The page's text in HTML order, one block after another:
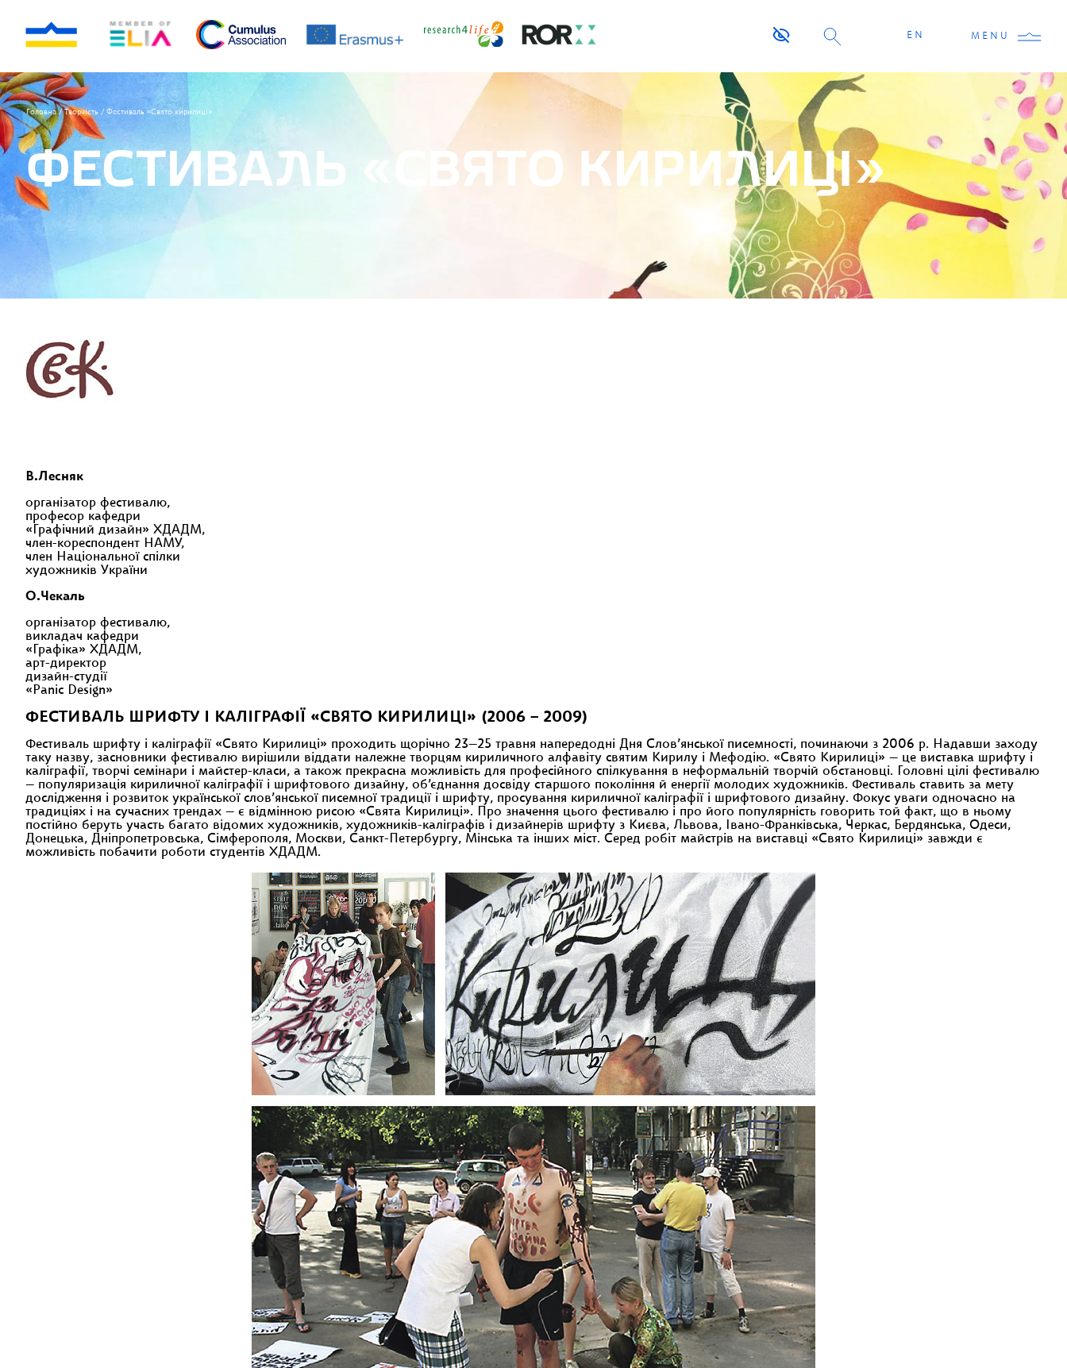
EN MENU
Головна/Творчість / Фестиваль «Свято кирилицi»
ФЕСТИВАЛЬ «СВЯТО КИРИЛИЦI»
В.Лесняк
організатор фестивалю,
професор кафедри
«Графічний дизайн» ХДАДМ,
член-кореспондент НАМУ,
член Національної спілки
художників України
О.Чекаль
організатор фестивалю,
викладач кафедри
«Графіка» ХДАДМ,
арт-директор
дизайн-студії
«Panic Design»
ФЕСТИВАЛЬ ШРИФТУ І КАЛІГРАФІЇ «СВЯТО КИРИЛИЦІ» (2006 – 2009)
Фестиваль шрифту і каліграфії «Свято Кирилиці» проходить щорічно 23—25 травня напередодні Дня Слов’янської писемності, починаючи з 2006 р. Надавши заходу
таку назву, засновники фестивалю вирішили віддати належне творцям кириличного алфавіту святим Кирилу і Мефодію. «Свято Кирилиці» — це виставка шрифту і
каліграфії, творчі семінари і майстер-класи, а також прекрасна можливість для професійного спілкування в неформальній творчій обстановці. Головні цілі фестивалю
— популяризація кириличної каліграфії і шрифтового дизайну, об’єднання досвіду старшого покоління й енергії молодих художників. Фестиваль ставить за мету
дослідження і розвиток української слов’янської писемної традиції і шрифту, просування кириличної каліграфії і шрифтового дизайну. Фокус уваги одночасно на
традиціях і на сучасних трендах — є відмінною рисою «Свята Кирилиці». Про значення цього фестивалю і про його популярність говорить той факт, що в ньому
постійно беруть участь багато відомих художників, художників-каліграфів і дизайнерів шрифту з Києва, Львова, Івано-Франківська, Черкас, Бердянська, Одеси,
Донецька, Дніпропетровська, Сімферополя, Москви, Санкт-Петербургу, Мінська та інших міст. Серед робіт майстрів на виставці «Свято Кирилиці» завжди є
можливість побачити роботи студентів ХДАДМ.